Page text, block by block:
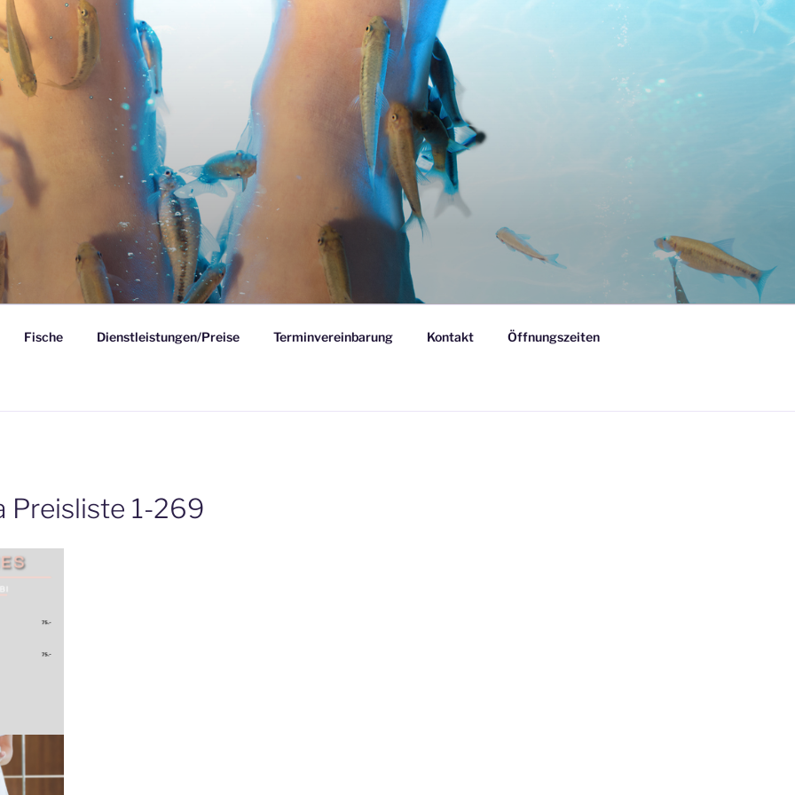
HEIMANN
Fische Dienstleistungen/Preise Terminvereinbarung Kontakt Öffnungszeiten
Preisliste 1-269